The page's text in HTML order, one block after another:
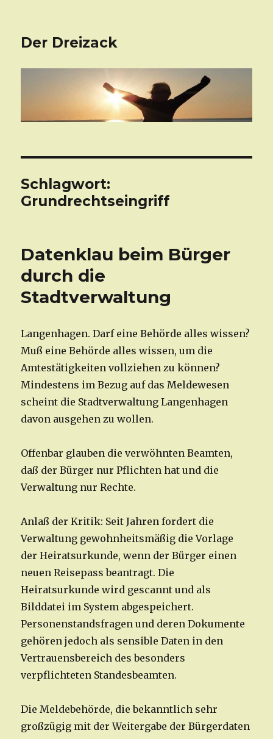
Der Dreizack
Schlagwort:
Grundrechtseingriff
Datenklau beim Bürger
durch die
Stadtverwaltung
Langenhagen. Darf eine Behörde alles wissen?
Muß eine Behörde alles wissen, um die
Amtestätigkeiten vollziehen zu können?
Mindestens im Bezug auf das Meldewesen
scheint die Stadtverwaltung Langenhagen
davon ausgehen zu wollen.
Offenbar glauben die verwöhnten Beamten,
daß der Bürger nur Pflichten hat und die
Verwaltung nur Rechte.
Anlaß der Kritik: Seit Jahren fordert die
Verwaltung gewohnheitsmäßig die Vorlage
der Heiratsurkunde, wenn der Bürger einen
neuen Reisepass beantragt. Die
Heiratsurkunde wird gescannt und als
Bilddatei im System abgespeichert.
Personenstandsfragen und deren Dokumente
gehören jedoch als sensible Daten in den
Vertrauensbereich des besonders
verpflichteten Standesbeamten.
Die Meldebehörde, die bekanntlich sehr
großzügig mit der Weitergabe der Bürgerdaten